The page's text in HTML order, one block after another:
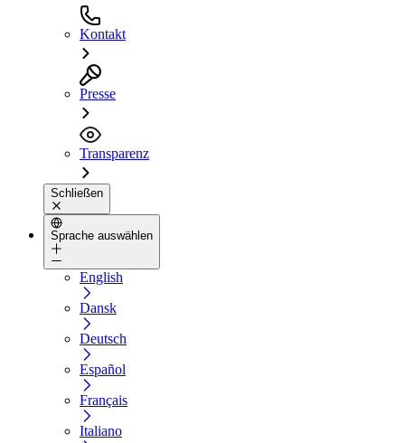
Kontakt
Presse
Transparenz
Schließen
Sprache auswählen
English
Dansk
Deutsch
Español
Français
Italiano